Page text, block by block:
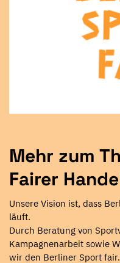
Mehr zum
Fairer
Unsere Vision ist, dass
läuft.
Durch Beratung von
Kampagnenarbeit sowie
wir den Berliner Sport fair.